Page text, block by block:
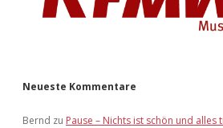
Neueste Kommentare
Bernd zu Pause – Nichts ist schön und alles